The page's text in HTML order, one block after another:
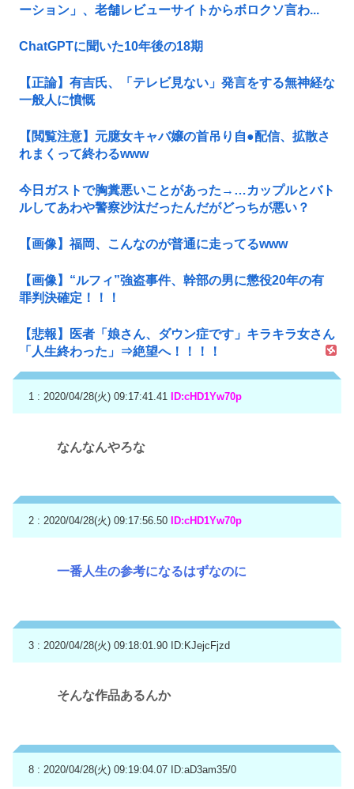
ーション」、老舗レビューサイトからボロクソ言わ...
ChatGPTに聞いた10年後の18期
【正論】有吉氏、「テレビ見ない」発言をする無神経な
一般人に憤慨
【閲覧注意】元臆女キャバ嬢の首吊り自●配信、拡散さ
れまくって終わるwww
今日ガストで胸糞悪いことがあった→…カップルとバト
ルしてあわや警察沙汰だったんだがどっちが悪い？
【画像】福岡、こんなのが普通に走ってるwww
【画像】“ルフィ”強盗事件、幹部の男に懲役20年の有
罪判決確定！！！
【悲報】医者「娘さん、ダウン症です」キラキラ女さん
「人生終わった」⇒絶望へ！！！！
1 : 2020/04/28(火) 09:17:41.41 ID:cHD1Yw70p
なんなんやろな
2 : 2020/04/28(火) 09:17:56.50 ID:cHD1Yw70p
一番人生の参考になるはずなのに
3 : 2020/04/28(火) 09:18:01.90 ID:KJejcFjzd
そんな作品あるんか
8 : 2020/04/28(火) 09:19:04.07 ID:aD3am35/0